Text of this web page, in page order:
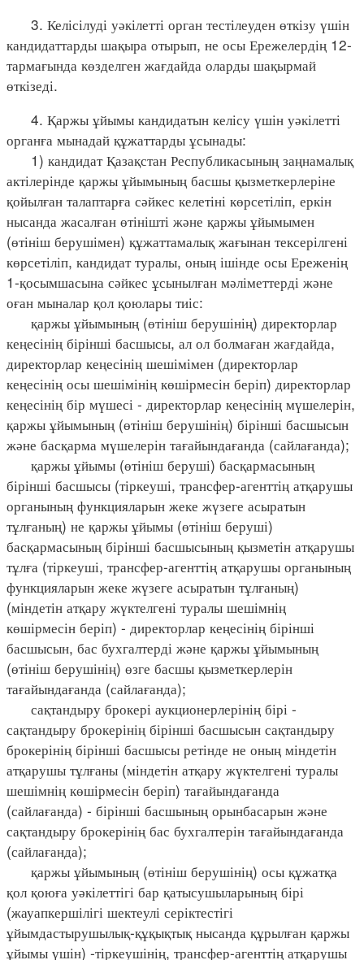
3. Келісілуді уәкілетті орган тестілеуден өткізу үшін
кандидаттарды шақыра отырып, не осы Ережелердің 12-
тармағында көзделген жағдайда оларды шақырмай
өткізеді.
4. Қаржы ұйымы кандидатын келісу үшін уәкілетті
органға мынадай құжаттарды ұсынады:
1) кандидат Қазақстан Республикасының заңнамалық
актілерінде қаржы ұйымының басшы қызметкерлеріне
қойылған талаптарға сәйкес келетіні көрсетіліп, еркін
нысанда жасалған өтінішті және қаржы ұйымымен
(өтініш берушімен) құжаттамалық жағынан тексерілгені
көрсетіліп, кандидат туралы, оның ішінде осы Ереженің
1-қосымшасына сәйкес ұсынылған мәліметтерді және
оған мыналар қол қоюлары тиіс:
қаржы ұйымының (өтініш берушінің) директорлар
кеңесінің бірінші басшысы, ал ол болмаған жағдайда,
директорлар кеңесінің шешімімен (директорлар
кеңесінің осы шешімінің көшірмесін беріп) директорлар
кеңесінің бір мүшесі - директорлар кеңесінің мүшелерін,
қаржы ұйымының (өтініш берушінің) бірінші басшысын
және басқарма мүшелерін тағайындағанда (сайлағанда);
қаржы ұйымы (өтініш беруші) басқармасының
бірінші басшысы (тіркеуші, трансфер-агенттің атқарушы
органының функцияларын жеке жүзеге асыратын
тұлғаның) не қаржы ұйымы (өтініш беруші)
басқармасының бірінші басшысының қызметін атқарушы
тұлға (тіркеуші, трансфер-агенттің атқарушы органының
функцияларын жеке жүзеге асыратын тұлғаның)
(міндетін атқару жүктелгені туралы шешімнің
көшірмесін беріп) - директорлар кеңесінің бірінші
басшысын, бас бухгалтерді және қаржы ұйымының
(өтініш берушінің) өзге басшы қызметкерлерін
тағайындағанда (сайлағанда);
сақтандыру брокері аукционерлерінің бірі -
сақтандыру брокерінің бірінші басшысын сақтандыру
брокерінің бірінші басшысы ретінде не оның міндетін
атқарушы тұлғаны (міндетін атқару жүктелгені туралы
шешімнің көшірмесін беріп) тағайындағанда
(сайлағанда) - бірінші басшының орынбасарын және
сақтандыру брокерінің бас бухгалтерін тағайындағанда
(сайлағанда);
қаржы ұйымының (өтініш берушінің) осы құжатқа
қол қоюға уәкілеттігі бар қатысушыларының бірі
(жауапкершілігі шектеулі серіктестігі
ұйымдастырушылық-құқықтық нысанда құрылған қаржы
ұйымы үшін) -тіркеушінің, трансфер-агенттің атқарушы